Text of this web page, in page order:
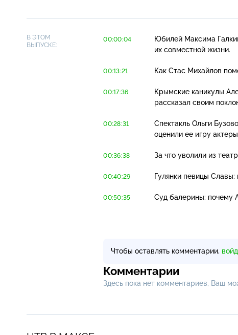
В ЭТОМ
ВЫПУСКЕ:
00:00:04
Юбилей Максима
их совместной жизни.
00:13:21 Как Стас Михайлов
00:17:36
Крымские каникулы
рассказал своим
00:28:31
Спектакль Ольги
оценили ее игру
00:36:38 За что уволили из
00:40:29 Гулянки певицы Славы:
00:50:35 Суд балерины: почему
Чтобы оставлять комментарии,
Комментарии
Здесь пока нет комментариев, Ваш